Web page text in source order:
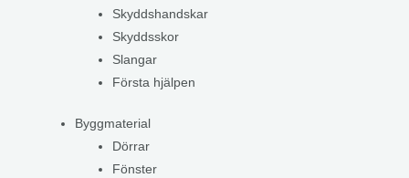
Skyddshandskar
Skyddsskor
Slangar
Första hjälpen
Byggmaterial
Dörrar
Fönster